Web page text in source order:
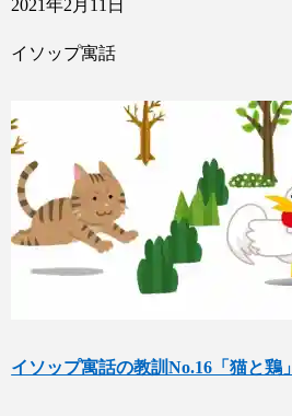
2021年2月11日
イソップ寓話
イソップ寓話の教訓No.16「猫と鶏」